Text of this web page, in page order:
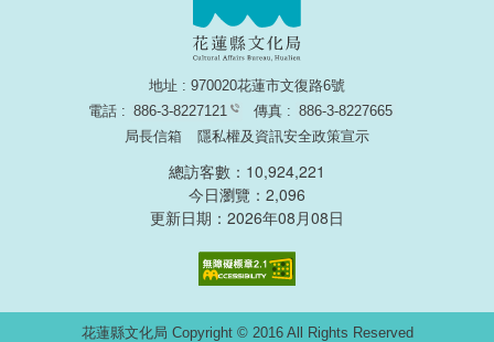
地址 : 970020花蓮市文復路6號
電話 : 886-3-8227121 傳真 : 886-3-8227665
局長信箱
隱私權及資訊安全政策宣示
總訪客數：10,924,221
今日瀏覽：2,096
更新日期：2026年08月08日
花蓮縣文化局 Copyright © 2016 All Rights Reserved